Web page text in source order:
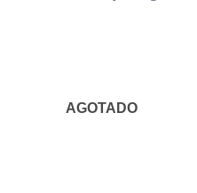
AGOTADO